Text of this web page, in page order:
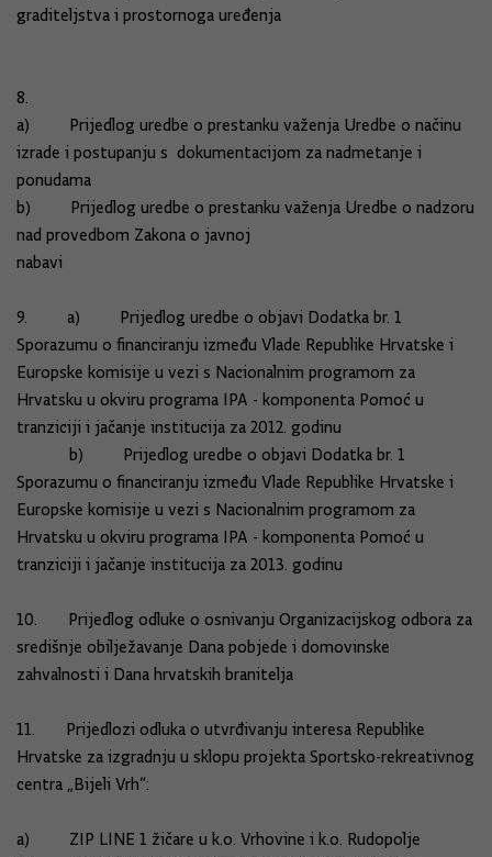
graditeljstva i prostornoga uređenja
8.
a) Prijedlog uredbe o prestanku važenja Uredbe o načinu
izrade i postupanju s dokumentacijom za nadmetanje i
ponudama
b) Prijedlog uredbe o prestanku važenja Uredbe o nadzoru
nad provedbom Zakona o javnoj
nabavi
9. a) Prijedlog uredbe o objavi Dodatka br. 1
Sporazumu o financiranju između Vlade Republike Hrvatske i
Europske komisije u vezi s Nacionalnim programom za
Hrvatsku u okviru programa IPA - komponenta Pomoć u
tranziciji i jačanje institucija za 2012. godinu
b) Prijedlog uredbe o objavi Dodatka br. 1
Sporazumu o financiranju između Vlade Republike Hrvatske i
Europske komisije u vezi s Nacionalnim programom za
Hrvatsku u okviru programa IPA - komponenta Pomoć u
tranziciji i jačanje institucija za 2013. godinu
10. Prijedlog odluke o osnivanju Organizacijskog odbora za
središnje obilježavanje Dana pobjede i domovinske
zahvalnosti i Dana hrvatskih branitelja
11. Prijedlozi odluka o utvrđivanju interesa Republike
Hrvatske za izgradnju u sklopu projekta Sportsko-rekreativnog
centra „Bijeli Vrh“:
a) ZIP LINE 1 žičare u k.o. Vrhovine i k.o. Rudopolje